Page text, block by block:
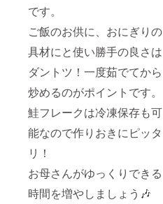
です。
ご飯のお供に、おにぎりの
具材にと使い勝手の良さは
ダントツ！一度茹でてから
炒めるのがポイントです。
鮭フレークは冷凍保存も可
能なので作りおきにピッタ
リ！
お母さんがゆっくりできる
時間を増やしましょう🎶